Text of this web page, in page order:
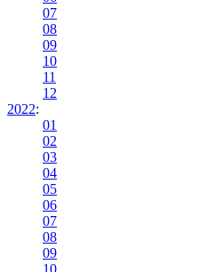
07
08
09
10
11
12
2022:
01
02
03
04
05
06
07
08
09